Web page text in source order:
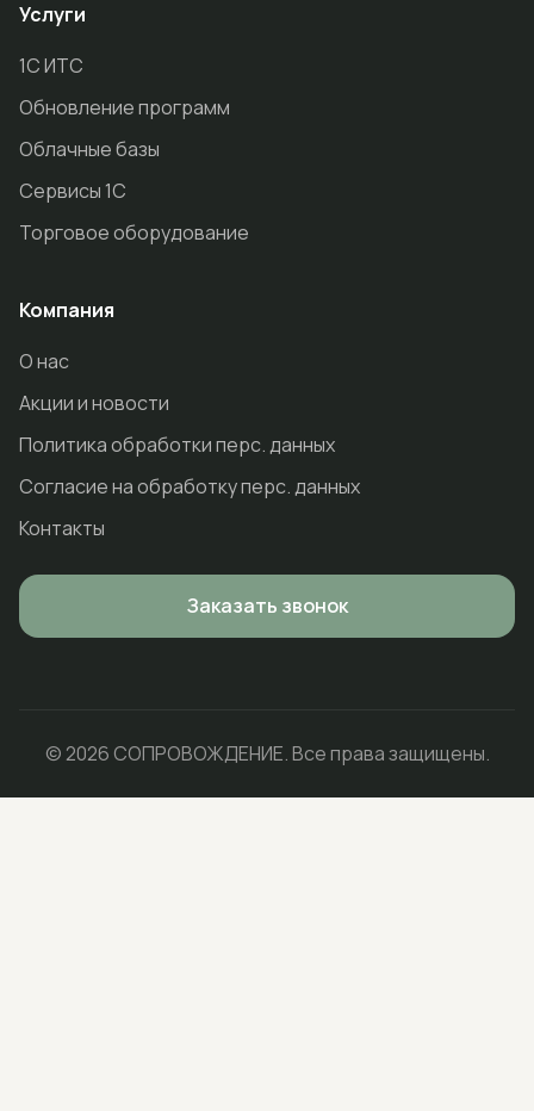
Услуги
1С ИТС
Обновление программ
Облачные базы
Сервисы 1С
Торговое оборудование
Компания
О нас
Акции и новости
Политика обработки перс. данных
Согласие на обработку перс. данных
Контакты
Заказать звонок
© 2026 СОПРОВОЖДЕНИЕ. Все права защищены.